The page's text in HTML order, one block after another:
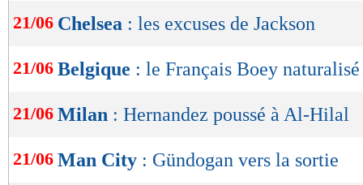
21/06 Chelsea : les excuses de Jackson
21/06 Belgique : le Français Boey naturalisé
21/06 Milan : Hernandez poussé à Al-Hilal
21/06 Man City : Gündogan vers la sortie